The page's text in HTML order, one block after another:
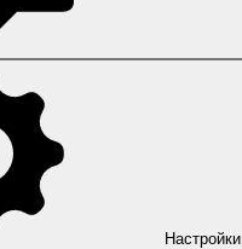
Настройки